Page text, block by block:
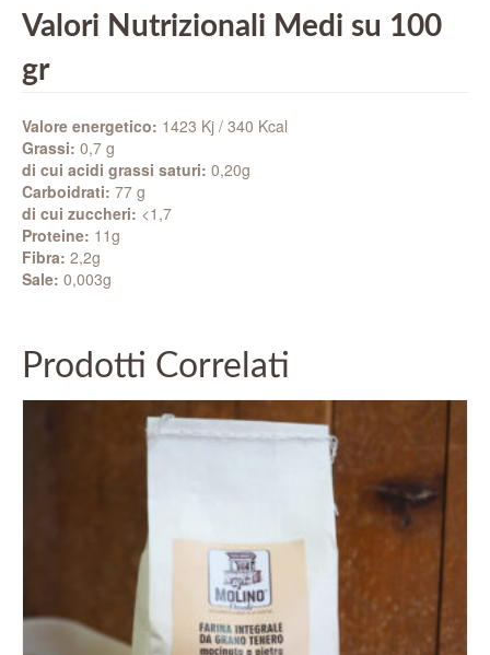
Valori Nutrizionali Medi su 100
gr
Valore energetico: 1423 Kj / 340 Kcal
Grassi: 0,7 g
di cui acidi grassi saturi: 0,20g
Carboidrati: 77 g
di cui zuccheri: <1,7
Proteine: 11g
Fibra: 2,2g
Sale: 0,003g
Prodotti Correlati